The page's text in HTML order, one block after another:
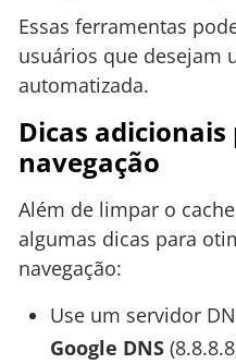
Essas ferramentas
usuários que desejam
automatizada.
Dicas
navegação
Além de limpar o
algumas dicas para
navegação:
Use um servidor
Google DNS